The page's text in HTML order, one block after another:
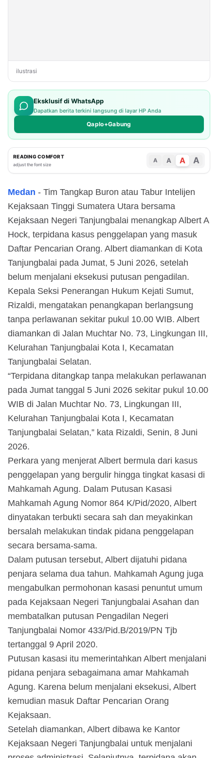
ilustrasi
Eksklusif di WhatsApp
Dapatkan berita terkini langsung di layar HP Anda
Qaplo+Gabung
READING COMFORT
adjust the font size
A A A A
Medan - Tim Tangkap Buron atau Tabur Intelijen
Kejaksaan Tinggi Sumatera Utara bersama
Kejaksaan Negeri Tanjungbalai menangkap Albert A
Hock, terpidana kasus penggelapan yang masuk
Daftar Pencarian Orang. Albert diamankan di Kota
Tanjungbalai pada Jumat, 5 Juni 2026, setelah
belum menjalani eksekusi putusan pengadilan.
Kepala Seksi Penerangan Hukum Kejati Sumut,
Rizaldi, mengatakan penangkapan berlangsung
tanpa perlawanan sekitar pukul 10.00 WIB. Albert
diamankan di Jalan Muchtar No. 73, Lingkungan III,
Kelurahan Tanjungbalai Kota I, Kecamatan
Tanjungbalai Selatan.
“Terpidana ditangkap tanpa melakukan perlawanan
pada Jumat tanggal 5 Juni 2026 sekitar pukul 10.00
WIB di Jalan Muchtar No. 73, Lingkungan III,
Kelurahan Tanjungbalai Kota I, Kecamatan
Tanjungbalai Selatan,” kata Rizaldi, Senin, 8 Juni
2026.
Perkara yang menjerat Albert bermula dari kasus
penggelapan yang bergulir hingga tingkat kasasi di
Mahkamah Agung. Dalam Putusan Kasasi
Mahkamah Agung Nomor 864 K/Pid/2020, Albert
dinyatakan terbukti secara sah dan meyakinkan
bersalah melakukan tindak pidana penggelapan
secara bersama-sama.
Dalam putusan tersebut, Albert dijatuhi pidana
penjara selama dua tahun. Mahkamah Agung juga
mengabulkan permohonan kasasi penuntut umum
pada Kejaksaan Negeri Tanjungbalai Asahan dan
membatalkan putusan Pengadilan Negeri
Tanjungbalai Nomor 433/Pid.B/2019/PN Tjb
tertanggal 9 April 2020.
Putusan kasasi itu memerintahkan Albert menjalani
pidana penjara sebagaimana amar Mahkamah
Agung. Karena belum menjalani eksekusi, Albert
kemudian masuk Daftar Pencarian Orang
Kejaksaan.
Setelah diamankan, Albert dibawa ke Kantor
Kejaksaan Negeri Tanjungbalai untuk menjalani